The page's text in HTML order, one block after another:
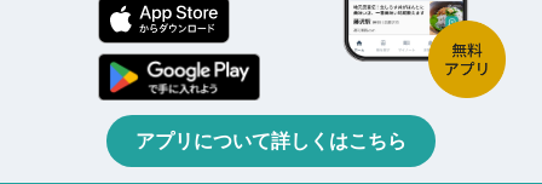
アプリについて詳しくはこちら